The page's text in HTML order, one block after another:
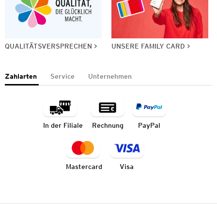
QUALITÄTSVERSPRECHEN UNSERE FAMILY CARD
Zahlarten Service Unternehmen
In der Filiale Rechnung PayPal
Mastercard Visa